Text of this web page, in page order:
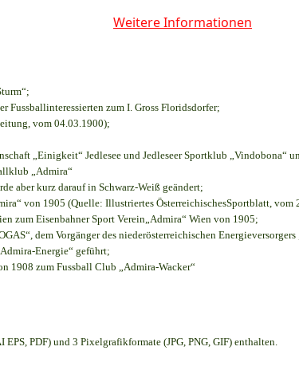
Weitere Informationen
Fussballinteressierten zum I. Gross Floridsdorfer;
vom 04.03.1900);
„Einigkeit“ Jedlesee und Jedleseer Sportklub „Vindobona“
„Admira“
aber kurz darauf in Schwarz-Weiß geändert;
von 1905 (Quelle: Illustriertes ÖsterreichischesSportblatt, vom
zum Eisenbahner Sport Verein„Admira“ Wien von 1905;
dem Vorgänger des niederösterreichischen
Energie“ geführt;
1908 zum Fussball Club „Admira-Wacker“
PDF) und 3 Pixelgrafikformate (JPG, PNG, GIF) enthalten.